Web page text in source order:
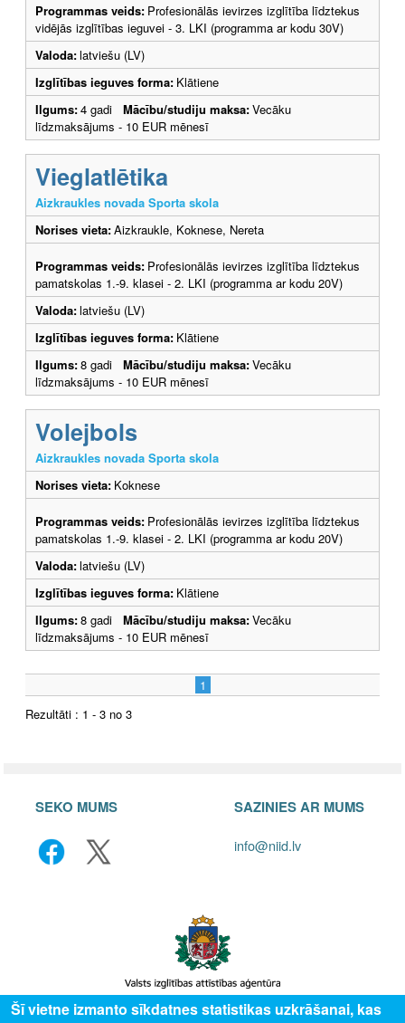
Programmas veids: Profesionālās ievirzes izglītība līdztekus
vidējās izglītības ieguvei - 3. LKI (programma ar kodu 30V)
Valoda:latviešu (LV)
Izglītības ieguves forma: Klātiene
Ilgums:4 gadi Mācību/studiju maksa:Vecāku
līdzmaksājums - 10 EUR mēnesī
Vieglatlētika
Aizkraukles novada Sporta skola
Norises vieta:Aizkraukle, Koknese, Nereta
Programmas veids: Profesionālās ievirzes izglītība līdztekus
pamatskolas 1.-9. klasei - 2. LKI (programma ar kodu 20V)
Valoda:latviešu (LV)
Izglītības ieguves forma: Klātiene
Ilgums:8 gadi Mācību/studiju maksa:Vecāku
līdzmaksājums - 10 EUR mēnesī
Volejbols
Aizkraukles novada Sporta skola
Norises vieta: Koknese
Programmas veids: Profesionālās ievirzes izglītība līdztekus
pamatskolas 1.-9. klasei - 2. LKI (programma ar kodu 20V)
Valoda:latviešu (LV)
Izglītības ieguves forma: Klātiene
Ilgums:8 gadi Mācību/studiju maksa:Vecāku
līdzmaksājums - 10 EUR mēnesī
1
Rezultāti : 1 - 3 no 3
SEKO MUMS SAZINIES AR MUMS
info@niid.lv
Šī vietne izmanto sīkdatnes statistikas uzkrāšanai, kas